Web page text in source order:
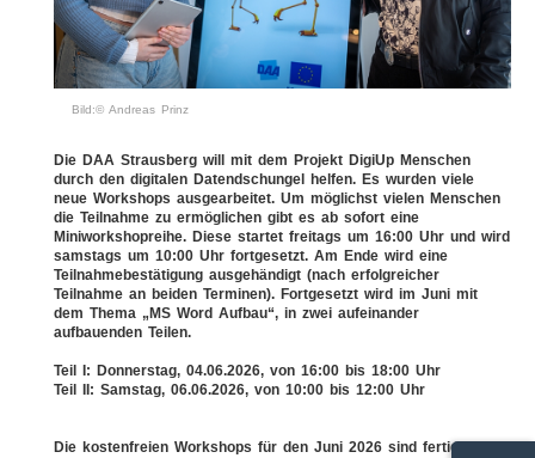
Bild:© Andreas Prinz
Die DAA Strausberg will mit dem Projekt DigiUp Menschen
durch den digitalen Datendschungel helfen. Es wurden viele
neue Workshops ausgearbeitet. Um möglichst vielen Menschen
die Teilnahme zu ermöglichen gibt es ab sofort eine
Miniworkshopreihe. Diese startet freitags um 16:00 Uhr und wird
samstags um 10:00 Uhr fortgesetzt. Am Ende wird eine
Teilnahmebestätigung ausgehändigt (nach erfolgreicher
Teilnahme an beiden Terminen). Fortgesetzt wird im Juni mit
dem Thema „MS Word Aufbau“, in zwei aufeinander
aufbauenden Teilen.
Teil I: Donnerstag, 04.06.2026, von 16:00 bis 18:00 Uhr
Teil II: Samstag, 06.06.2026, von 10:00 bis 12:00 Uhr
Die kostenfreien Workshops für den Juni 2026 sind fertig.